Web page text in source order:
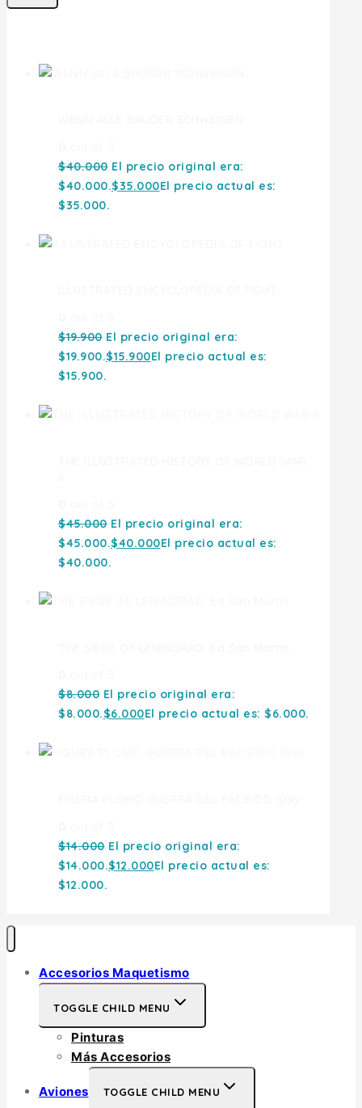
$40.000 El precio original era:
$40.000.$35.000El precio actual es:
$35.000.
$19.900 El precio original era:
$19.900.$15.900El precio actual es:
$15.900.
$45.000 El precio original era:
$45.000.$40.000El precio actual es:
$40.000.
$8.000 El precio original era:
$8.000.$6.000El precio actual es: $6.000.
$14.000 El precio original era:
$14.000.$12.000El precio actual es:
$12.000.
Accesorios Maquetismo
TOGGLE CHILD MENU
Pinturas
Más Accesorios
Aviones TOGGLE CHILD MENU